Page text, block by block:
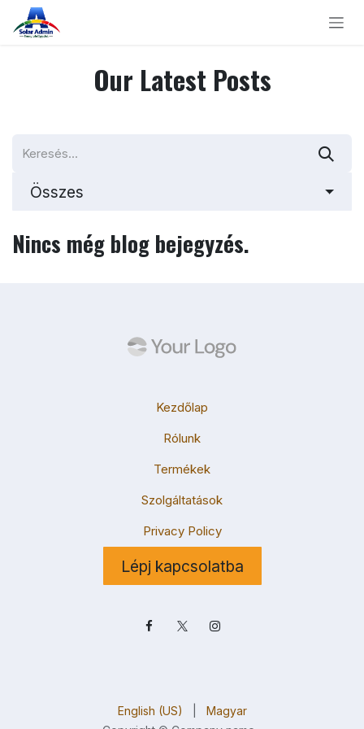
Kihagyás és továbblépés a tartalomhoz
Our Latest Posts
Összes
Nincs még blog bejegyzés.
Kezdőlap
Rólunk
Termékek
Szolgáltatások
Privacy Policy
Lépj kapcsolatba
English (US) Magyar